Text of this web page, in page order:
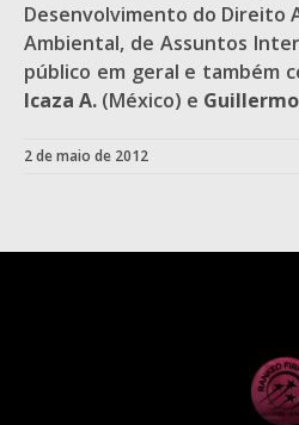
Desenvolvimento do Direito
Ambiental, de Assuntos
público em geral e também
Icaza A. (México) e
2 de maio de 2012